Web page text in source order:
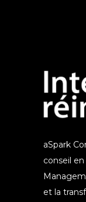
aSpark
conseil
et la